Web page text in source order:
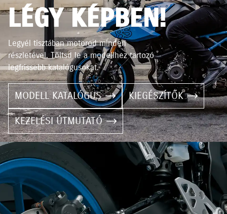
LÉGY KÉPBEN!
Legyél tisztában motorod minden
részletével. Töltsd le a modellhez tartozó
legfrissebb katalógusokat.
MODELL KATALÓGUS
KIEGÉSZÍTŐK
KEZELÉSI ÚTMUTATÓ